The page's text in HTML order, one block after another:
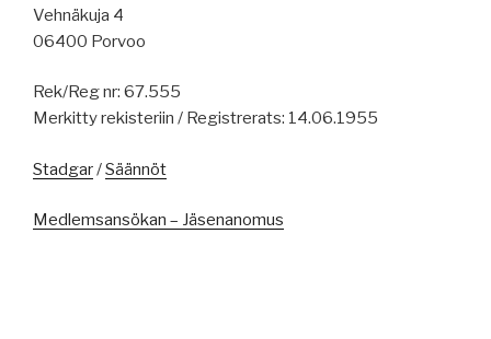
Vehnäkuja 4
06400 Porvoo
Rek/Reg nr: 67.555
Merkitty rekisteriin / Registrerats: 14.06.1955
Stadgar/Säännöt
Medlemsansökan – Jäsenanomus